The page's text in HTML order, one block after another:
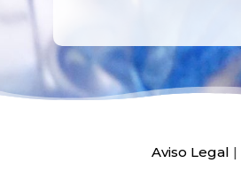
Aviso Legal |